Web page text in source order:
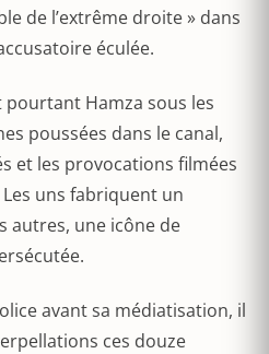
de l’extrême droite » dans
éculée.
Hamza sous les
poussées dans le canal,
et les provocations filmées
uns fabriquent un
autres, une icône de
avant sa médiatisation, il
ces douze